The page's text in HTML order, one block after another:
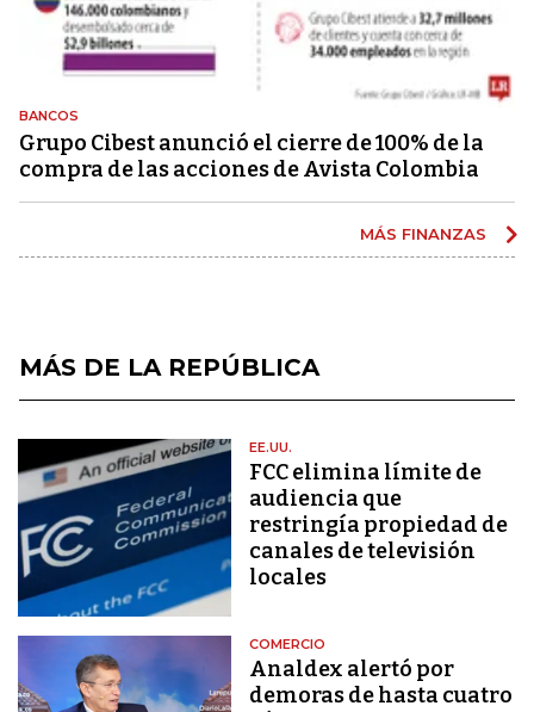
BANCOS
Grupo Cibest anunció el cierre de 100% de la
compra de las acciones de Avista Colombia
MÁS FINANZAS
MÁS DE LA REPÚBLICA
EE.UU.
FCC elimina límite de
audiencia que
restringía propiedad de
canales de televisión
locales
COMERCIO
Analdex alertó por
demoras de hasta cuatro